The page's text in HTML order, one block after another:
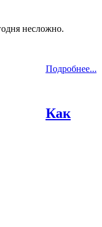
несложно.
Подробнее...
Как